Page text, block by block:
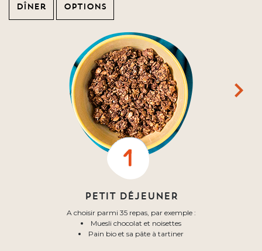
Dîner Options
PETIT DÉJEUNER
A choisir parmi 35 repas, par exemple :
Muesli chocolat et noisettes
Pain bio et sa pâte à tartiner